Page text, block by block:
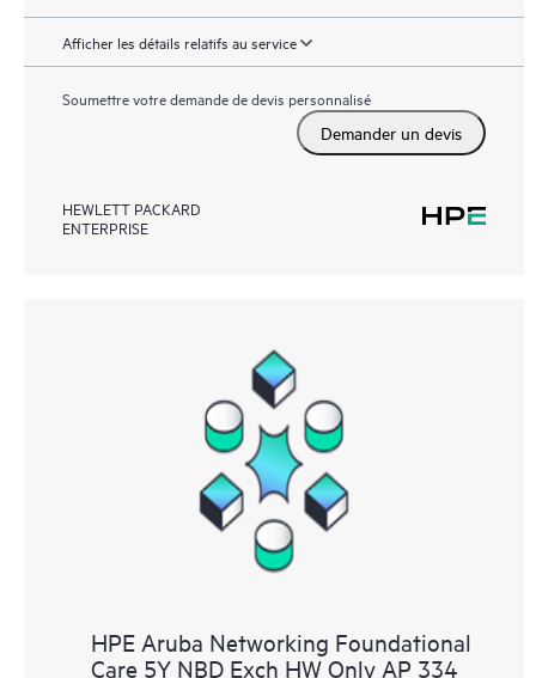
Afficher les détails relatifs au service
Soumettre votre demande de devis personnalisé
Demander un devis
HEWLETT PACKARD
ENTERPRISE
HPE Aruba Networking Foundational
Care 5Y NBD Exch HW Only AP 334